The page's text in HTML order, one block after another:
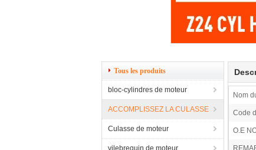
Tous les produits
bloc-cylindres de moteur
ACCOMPLISSEZ LA CULASSE
Culasse de moteur
vilebrequin de moteur
Nom
Code
O.E